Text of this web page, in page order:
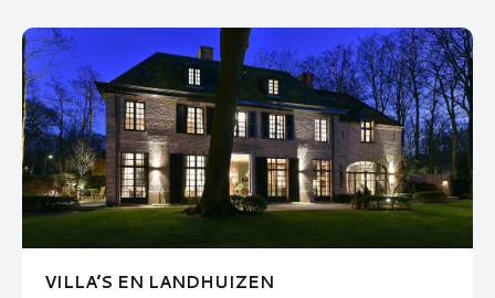
VILLA’S EN LANDHUIZEN